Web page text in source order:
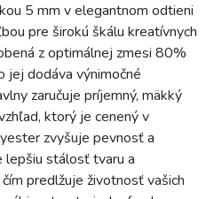
5 mm v elegantnom odtieni
pre širokú škálu kreatívnych
z optimálnej zmesi 80%
jej dodáva výnimočné
zaručuje príjemný, mäkký
ktorý je cenený v
zvyšuje pevnosť a
lepšiu stálosť tvaru a
predlžuje životnosť vašich